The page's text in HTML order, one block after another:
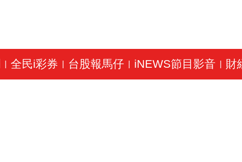
全民i彩券 台股報馬仔| iNEWS節目影音 財